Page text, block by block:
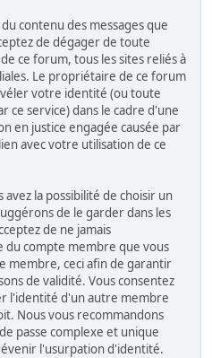
contenu des messages que
de dégager de toute
ce forum, tous les sites reliés à
Le propriétaire de ce forum
votre identité (ou toute
ce service) dans le cadre d'une
en justice engagée causée par
avec votre utilisation de ce
la possibilité de choisir un
de le garder dans les
de ne jamais
du compte membre que vous
membre, ceci afin de garantir
de validité. Vous consentez
l'identité d'un autre membre
Nous vous recommandons
passe complexe et unique
l'usurpation d'identité.